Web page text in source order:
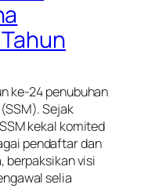
ke-24 penubuhan
Sejak
kekal komited
pendaftar dan
berpaksikan visi
selia